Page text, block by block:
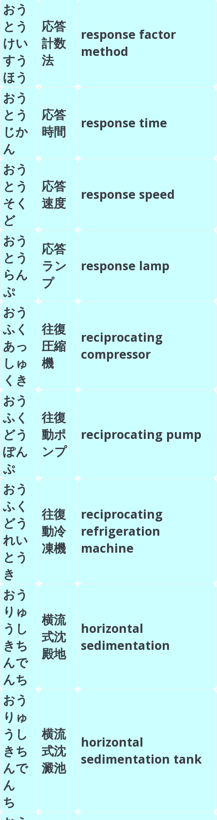
おう
とう
けい
すう
ほう
応答
計数
法
response factor
method
おう
とう
じか
ん
応答
時間
response time
おう
とう
そく
ど
応答
速度
response speed
おう
とう
らん
ぷ
応答
ラン
プ
response lamp
おう
ふく
あっ
しゅ
くき
往復
圧縮
機
reciprocating
compressor
おう
ふく
どう
ぽん
ぷ
往復
動ポ
ンプ
reciprocating pump
おう
ふく
どう
れい
とう
き
往復
動冷
凍機
reciprocating
refrigeration
machine
おう
りゅ
うし
きち
んで
んち
横流
式沈
殿地
horizontal
sedimentation
おう
りゅ
うし
きち
んで
ん
ち
横流
式沈
澱池
horizontal
sedimentation tank